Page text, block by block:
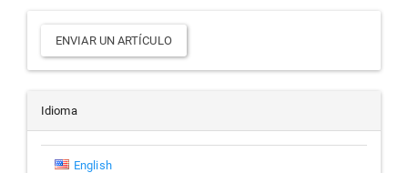
Enviar
un
artículo
ENVIAR UN ARTÍCULO
Idioma
English